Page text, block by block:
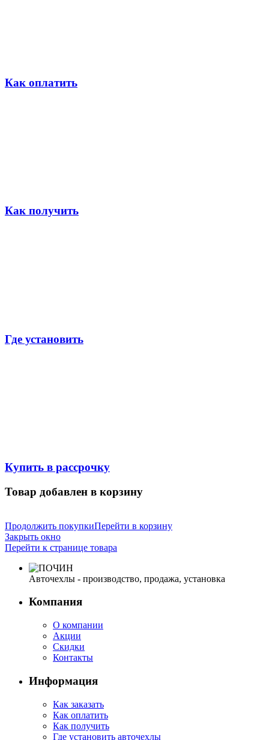
Как оплатить
Как получить
Где установить
Купить в рассрочку
Товар добавлен в корзину
Продолжить покупкиПерейти в корзину
Закрыть окно
Перейти к странице товара
Авточехлы - производство, продажа, установка
Компания
О компании
Акции
Скидки
Контакты
Информация
Как заказать
Как оплатить
Как получить
Где установить авточехлы